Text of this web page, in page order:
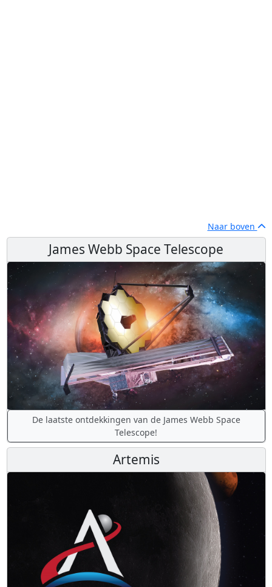
Naar boven
James Webb Space Telescope
De laatste ontdekkingen van de James Webb Space
Telescope!
Artemis